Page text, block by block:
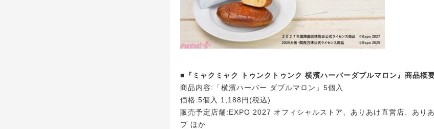
■『ミャクミャク トゥンクトゥンク 横濱ハーバーダブルマロン』商品概
商品内容:「横濱ハーバー ダブルマロン」5個入
価格:5個入 1,188円(税込)
販売予定店舗:EXPO 2027 オフィシャルストア、ありあけ直営店、あり
プ ほか